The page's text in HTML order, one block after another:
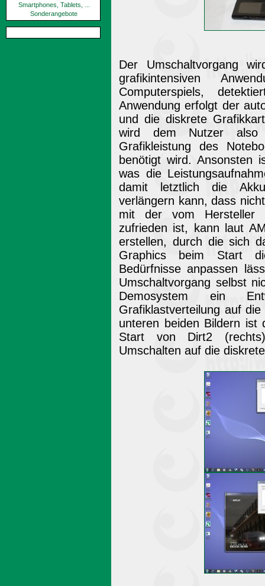
Smartphones, Tablets, ...
Sonderangebote
Der Umschaltvorgang
grafikintensiven
Computerspiels,
Anwendung erfolgt der
und die diskrete
wird dem Nutzer
Grafikleistung des
benötigt wird. Ansonsten
was die
damit letztlich die
verlängern kann, dass
mit der vom Hersteller
zufrieden ist, kann laut
erstellen, durch die sich
Graphics beim Start
Bedürfnisse anpassen
Umschaltvorgang selbst
Demosystem ein
Grafiklastverteilung auf
unteren beiden Bildern
Start von Dirt2
Umschalten auf die